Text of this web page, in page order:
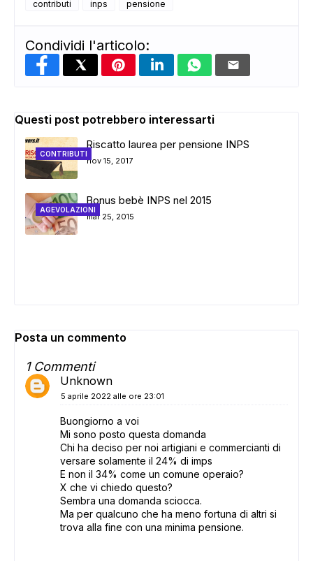
contributi inps pensione
Condividi l'articolo:
Questi post potrebbero interessarti
CONTRIBUTI
Riscatto laurea per pensione INPS
nov 15, 2017
AGEVOLAZIONI
Bonus bebè INPS nel 2015
mar 25, 2015
Posta un commento
1 Commenti
Unknown
5 aprile 2022 alle ore 23:01
Buongiorno a voi
Mi sono posto questa domanda
Chi ha deciso per noi artigiani e commercianti di
versare solamente il 24% di imps
E non il 34% come un comune operaio?
X che vi chiedo questo?
Sembra una domanda sciocca.
Ma per qualcuno che ha meno fortuna di altri si
trova alla fine con una minima pensione.